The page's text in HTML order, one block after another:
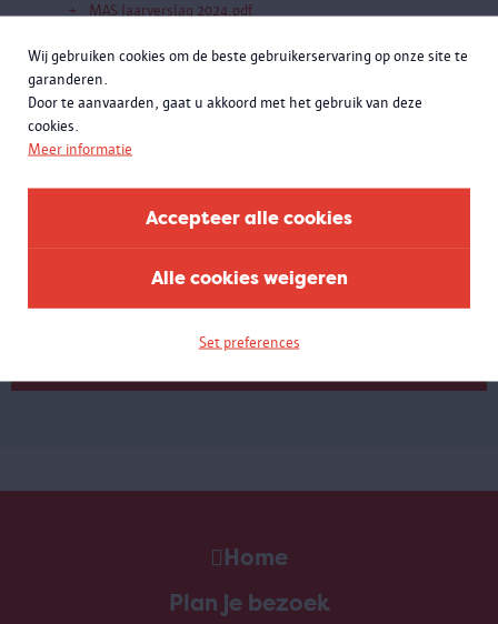
Wij gebruiken cookies om de beste gebruikerservaring op onze site te
garanderen.
Door te aanvaarden, gaat u akkoord met het gebruik van deze
cookies.
Meer informatie
Accepteer alle cookies
Alle cookies weigeren
Set preferences
MAS Jaarverslag 2024.pdf
Meld je aan voor de
nieuwsbrief
Home
Plan je bezoek